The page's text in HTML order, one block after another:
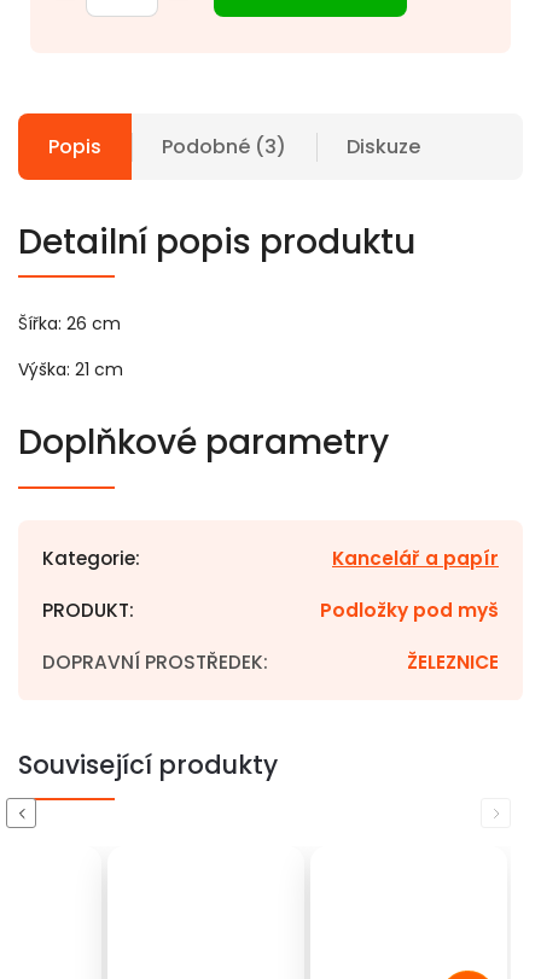
Popis Podobné (3) Diskuze
Detailní popis produktu
Šířka: 26 cm
Výška: 21 cm
Doplňkové parametry
Kategorie: Kancelář a papír
PRODUKT: Podložky pod myš
DOPRAVNÍ PROSTŘEDEK: ŽELEZNICE
Související produkty
Previous Next